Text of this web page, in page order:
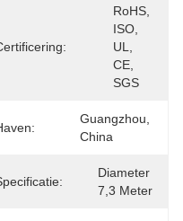
RoHS,
ISO,
UL,
CE,
SGS
Guangzhou,
China
Diameter
7,3 Meter